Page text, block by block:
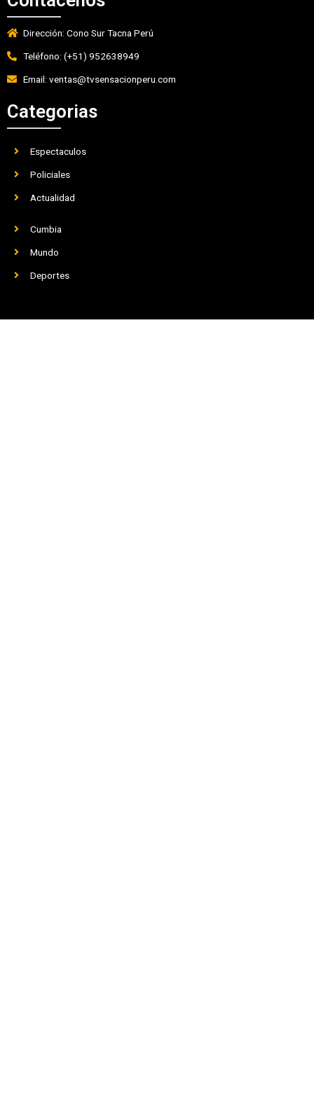
Dirección: Cono Sur Tacna Perú
Teléfono: (+51) 952638949
Email: ventas@tvsensacionperu.com
Categorias
Espectaculos
Policiales
Actualidad
Cumbia
Mundo
Deportes